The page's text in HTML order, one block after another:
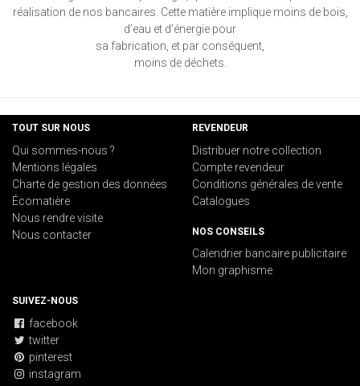
réalisation de nos bancaires. Cette matière implique moins de bois,
d’eau et d’énergie pour
sa fabrication, et par conséquent,
moins de déchets.
TOUT SUR NOUS
Qui sommes-nous ?
Mentions légales
Charte de gestion des données
Écomatière
Nous rendre visite
Nous contacter
REVENDEUR
Distribuer notre collection
Compte revendeur
Conditions générales de vente
Catalogues
NOS CONSEILS
Calendrier bancaire publicitaire
Mon graphisme
SUIVEZ-NOUS
facebook
twitter
pinterest
instagram